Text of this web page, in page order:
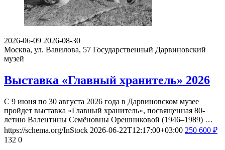
2026-06-09 2026-08-30
Москва, ул. Вавилова, 57 Государственный Дарвиновский
музей
Выставка «Главный хранитель» 2026
С 9 июня по 30 августа 2026 года в Дарвиновском музее
пройдет выставка «Главный хранитель», посвященная 80-
летию Валентины Семёновны Орешниковой (1946–1989) …
https://schema.org/InStock 2026-06-22T12:17:00+03:00 250 600 ₽
132 0